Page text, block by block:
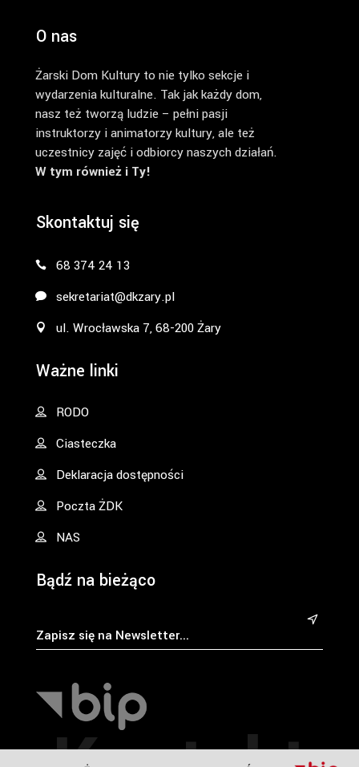
O nas
Żarski Dom Kultury to nie tylko sekcje i
wydarzenia kulturalne. Tak jak każdy dom,
nasz też tworzą ludzie – pełni pasji
instruktorzy i animatorzy kultury, ale też
uczestnicy zajęć i odbiorcy naszych działań.
W tym również i Ty!
Skontaktuj się
68 374 24 13
sekretariat@dkzary.pl
ul. Wrocławska 7, 68-200 Żary
Ważne linki
RODO
Ciasteczka
Deklaracja dostępności
Poczta ŻDK
NAS
Bądź na bieżąco
&